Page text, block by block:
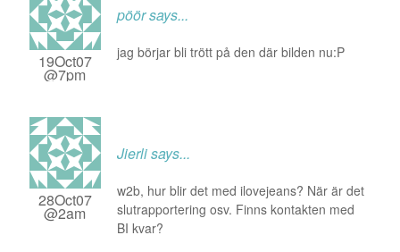
19Oct07
@7pm
pöörsays...
jag börjar bli trött på den där bilden nu:P
28Oct07
@2am
Jierlisays...
w2b, hur blir det med ilovejeans? När är det
slutrapportering osv. Finns kontakten med
BI kvar?